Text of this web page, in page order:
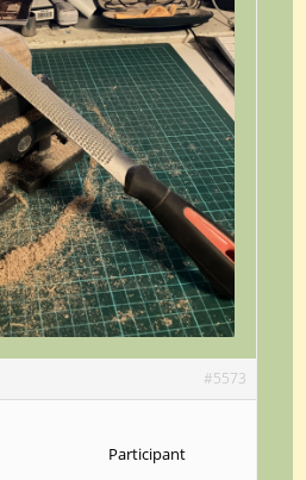
#5573
Participant